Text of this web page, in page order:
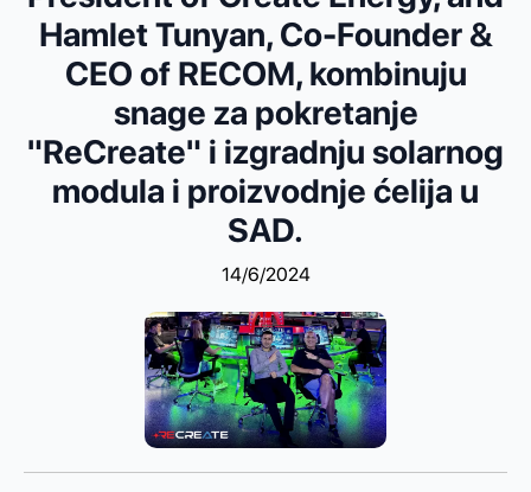
Hamlet Tunyan, Co-Founder &
CEO of RECOM, kombinuju
snage za pokretanje
"ReCreate" i izgradnju solarnog
modula i proizvodnje ćelija u
SAD.
14/6/2024